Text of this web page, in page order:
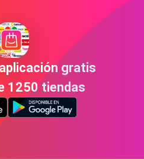
gratis
1250 tiendas